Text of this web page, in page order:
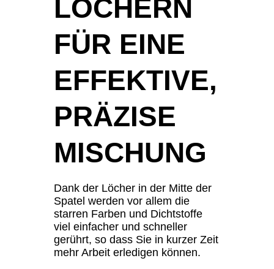
LÖCHERN
FÜR EINE
EFFEKTIVE,
PRÄZISE
MISCHUNG
Dank der Löcher in der Mitte der
Spatel werden vor allem die
starren Farben und Dichtstoffe
viel einfacher und schneller
gerührt, so dass Sie in kurzer Zeit
mehr Arbeit erledigen können.